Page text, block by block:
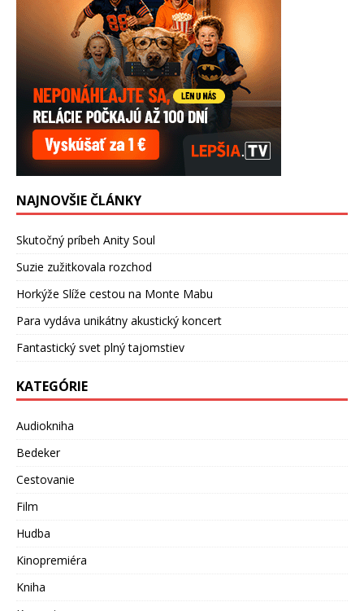
NAJNOVŠIE ČLÁNKY
Skutočný príbeh Anity Soul
Suzie zužitkovala rozchod
Horkýže Slíže cestou na Monte Mabu
Para vydáva unikátny akustický koncert
Fantastický svet plný tajomstiev
KATEGÓRIE
Audiokniha
Bedeker
Cestovanie
Film
Hudba
Kinopremiéra
Kniha